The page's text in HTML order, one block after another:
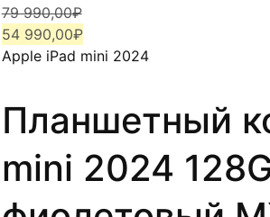
79 990,00₽
Первоначальная
цена
составляла
54 990,00₽
Текущая
цена:
54
Apple iPad mini 2024
Планшетный
mini 2024